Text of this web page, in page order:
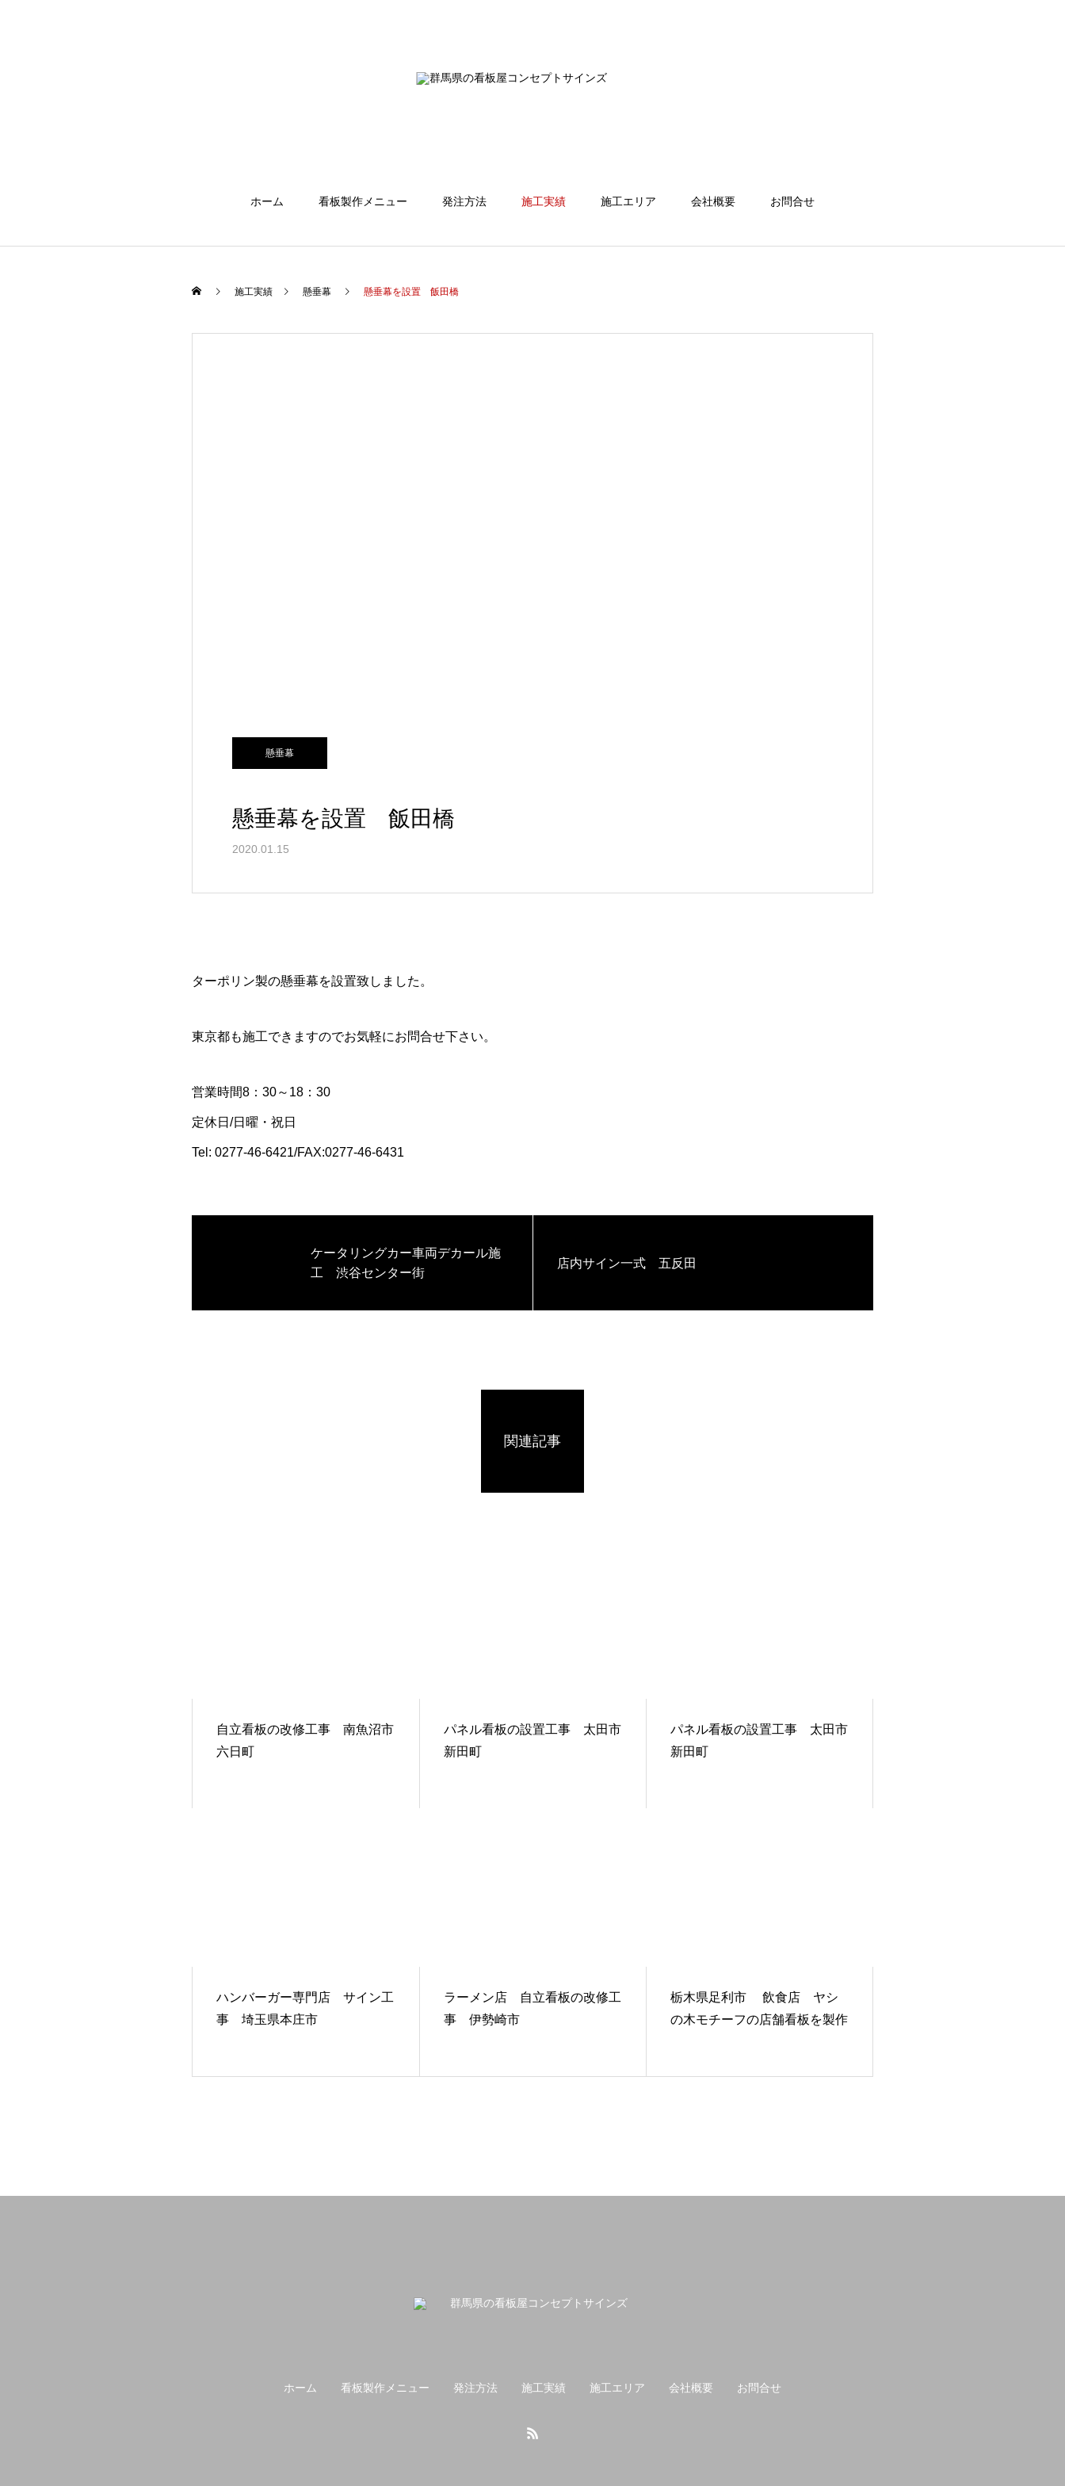
ホーム 看板製作メニュー 発注方法 施工実績 施工エリア 会社概要 お問合せ
施工実績 懸垂幕 懸垂幕を設置 飯田橋
懸垂幕
懸垂幕を設置 飯田橋
2020.01.15
ターポリン製の懸垂幕を設置致しました。
東京都も施工できますのでお気軽にお問合せ下さい。
営業時間8：30～18：30
定休日/日曜・祝日
Tel: 0277-46-6421/FAX:0277-46-6431
ケータリングカー車両デカール施
工 渋谷センター街
店内サイン一式 五反田
関連記事
自立看板の改修工事 南魚沼市
六日町
パネル看板の設置工事 太田市
新田町
パネル看板の設置工事 太田市
新田町
ハンバーガー専門店 サイン工
事 埼玉県本庄市
ラーメン店 自立看板の改修工
事 伊勢崎市
栃木県足利市 飲食店 ヤシ
の木モチーフの店舗看板を製作
ホーム 看板製作メニュー 発注方法 施工実績 施工エリア 会社概要 お問合せ